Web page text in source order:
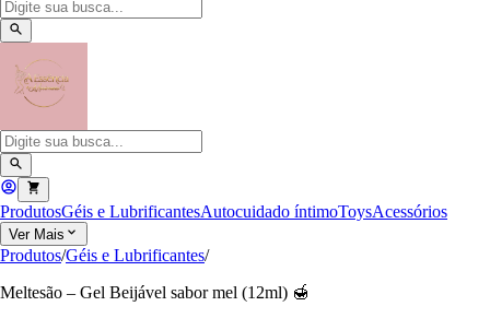
ProdutosGéis e LubrificantesAutocuidado íntimoToysAcessórios
Ver Mais
Produtos/Géis e Lubrificantes/
Meltesão – Gel Beijável sabor mel (12ml) 🍯